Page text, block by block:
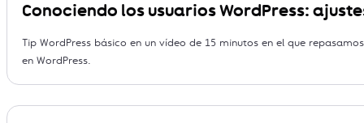
Conociendo los usuarios WordPress:
Tip WordPress básico en un vídeo de 15 minutos en el que
en WordPress.